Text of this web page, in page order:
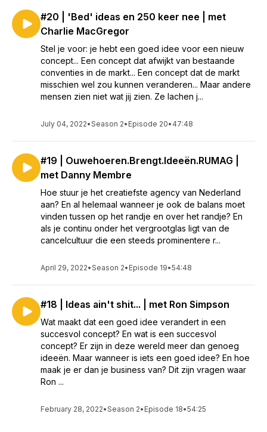
#20 | 'Bed' ideas en 250 keer nee | met
Charlie MacGregor
Stel je voor: je hebt een goed idee voor een nieuw
concept... Een concept dat afwijkt van bestaande
conventies in de markt... Een concept dat de markt
misschien wel zou kunnen veranderen... Maar andere
mensen zien niet wat jij zien. Ze lachen j...
July 04, 2022•Season 2• Episode 20• 47:48
#19 | Ouwehoeren.Brengt.Ideeën.RUMAG |
met Danny Membre
Hoe stuur je het creatiefste agency van Nederland
aan? En al helemaal wanneer je ook de balans moet
vinden tussen op het randje en over het randje? En
als je continu onder het vergrootglas ligt van de
cancelcultuur die een steeds prominentere r...
April 29, 2022•Season 2• Episode 19•54:48
#18 | Ideas ain't shit... | met Ron Simpson
Wat maakt dat een goed idee verandert in een
succesvol concept? En wat is een succesvol
concept? Er zijn in deze wereld meer dan genoeg
ideeën. Maar wanneer is iets een goed idee? En hoe
maak je er dan je business van? Dit zijn vragen waar
Ron ...
February 28, 2022•Season 2• Episode 18•54:25